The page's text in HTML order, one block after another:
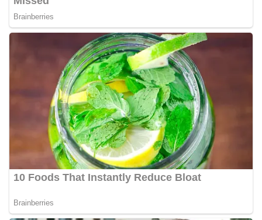
Melalui interaksi langsung tersebut,
Bhabinkamtibmas dapat menghimpun informasi
awal terkait situasi sosial, potensi kerawanan,
maupun hal-hal yang dapat mengganggu
kondusivitas wilayah, khususnya menjelang
perayaan HUT Kemerdekaan RI yang biasanya
diwarnai dengan berbagai kegiatan dan
keramaian warga.‎‎Dengan adanya deteksi dini ini,
diharapkan potensi gangguan keamanan dapat
diantisipasi sejak awal sehingga situasi di
Kelurahan Sunggal tetap terjaga aman, tertib,
dan kondusif hingga puncak perayaan HUT
Kemerdekaan RI berlangsung.‎‎Wujud Kedekatan
Polri dengan Masyarakat‎Kegiatan sambang Door
to Door System ini merupakan salah satu bentuk
mengedepankan kehadiran dan kedekatan
personel Kepolisian dengan masyarakat. Melalui